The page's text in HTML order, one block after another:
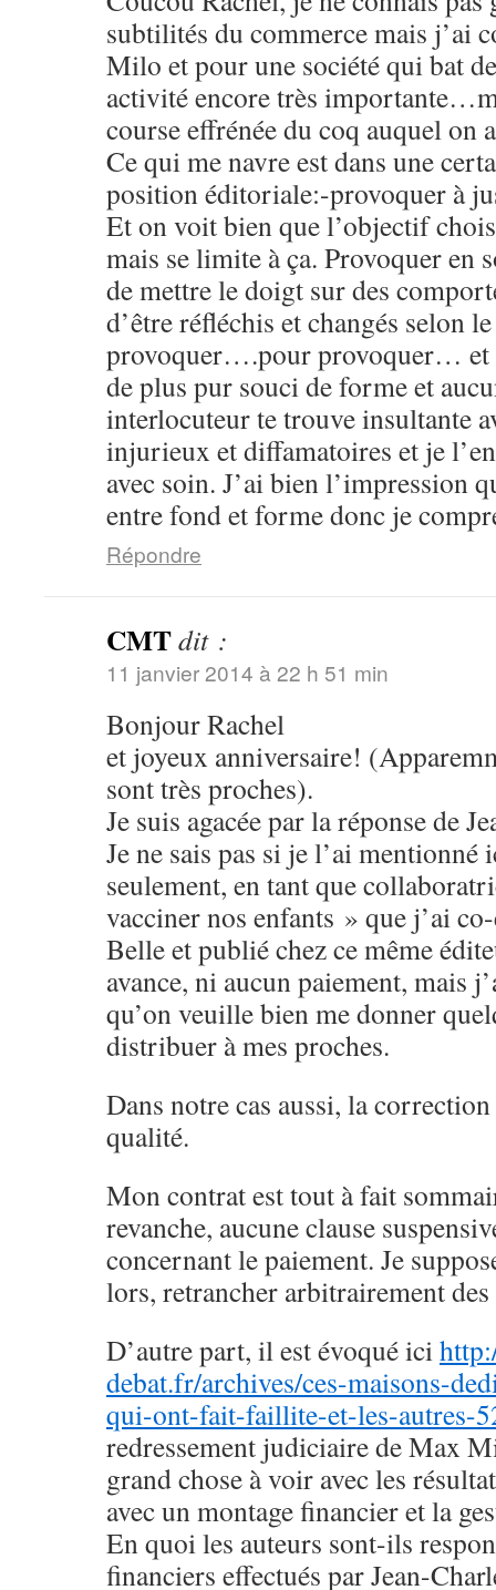
subtilités du commerce mais j’ai
Milo et pour une société qui bat
activité encore très
course effrénée du coq auquel on
Ce qui me navre est dans une
position éditoriale:-provoquer à
Et on voit bien que l’objectif
mais se limite à ça. Provoquer en
de mettre le doigt sur des
d’être réfléchis et changés selon
provoquer….pour provoquer… et
de plus pur souci de forme et
interlocuteur te trouve insultante
injurieux et diffamatoires et je
avec soin. J’ai bien l’impression
entre fond et forme donc je
Répondre
CMTdit :
11 janvier 2014 à 22 h 51 min
Bonjour Rachel
et joyeux anniversaire!
sont très proches).
Je suis agacée par la réponse de
Je ne sais pas si je l’ai mentionné
seulement, en tant que
vacciner nos enfants » que j’ai
Belle et publié chez ce même
avance, ni aucun paiement, mais
qu’on veuille bien me donner
distribuer à mes proches.
Dans notre cas aussi, la
qualité.
Mon contrat est tout à fait
revanche, aucune clause
concernant le paiement. Je
lors, retrancher arbitrairement
D’autre part, il est évoqué ici
debat.fr/archives/ces-maisons-
qui-ont-fait-faillite-et-les-autres-
redressement judiciaire de Max
grand chose à voir avec les
avec un montage financier et la
En quoi les auteurs sont-ils
financiers effectués par Jean-